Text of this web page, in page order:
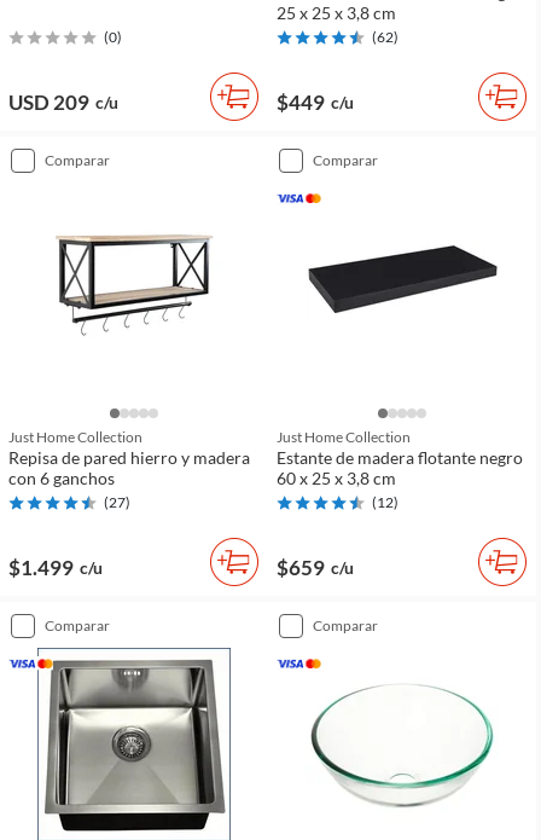
(0)
USD 209 c/u
25 x 25 x 3,8 cm
(62)
$449 c/u
comparar
Just Home Collection
Repisa de pared hierro y madera
con 6 ganchos
(27)
$1.499 c/u
comparar
Just Home Collection
Estante de madera flotante negro
60 x 25 x 3,8 cm
(12)
$659 c/u
comparar comparar